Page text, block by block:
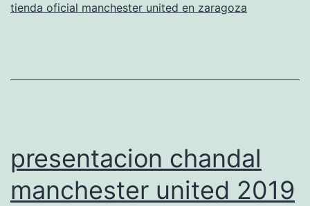
tienda oficial manchester united en zaragoza
presentacion chandal
manchester united 2019